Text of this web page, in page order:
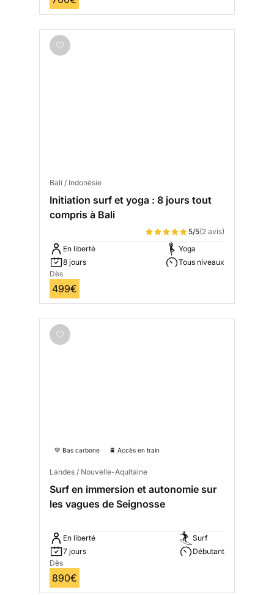
Bali / Indonésie
Initiation surf et yoga : 8 jours tout
compris à Bali
5/5(2 avis)
En liberté
8 jours
Yoga
Tous niveaux
Dès
499€
💚 Bas carbone 🚆 Accès en train
Landes / Nouvelle-Aquitaine
Surf en immersion et autonomie sur
les vagues de Seignosse
En liberté
7 jours
Surf
Débutant
Dès
890€